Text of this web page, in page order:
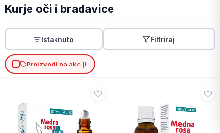
Kurje oči i bradavice
Istaknuto Filtriraj
Proizvodi na akciji